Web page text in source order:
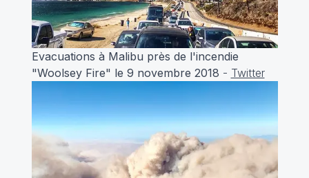
Evacuations à Malibu près de l'incendie
"Woolsey Fire" le 9 novembre 2018 - Twitter